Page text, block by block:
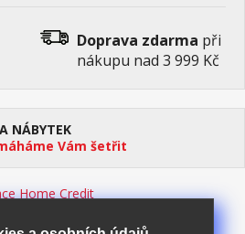
Doprava zdarma při
nákupu nad 3 999 Kč
NÁBYTEK
Vám šetřit
Home Credit